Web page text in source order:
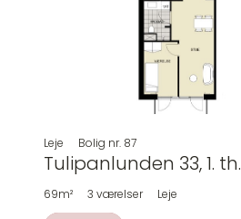
Leje Bolig nr. 87
Tulipanlunden 33, 1. th.
69m² 3 værelser Leje